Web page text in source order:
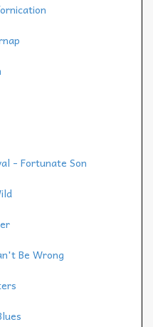
- Fortunate Son
Be Wrong